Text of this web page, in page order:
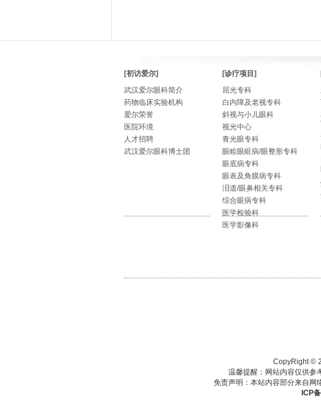
[初访爱尔]
武汉爱尔眼科简介
药物临床实验机构
爱尔荣誉
医院环境
人才招聘
武汉爱尔眼科博士团
[诊疗项目]
屈光专科
白内障及老视专科
斜视与小儿眼科
视光中心
青光眼专科
眼睑眼眶病/眼整形专科
眼底病专科
眼表及角膜病专科
泪道/眼鼻相关专科
综合眼病专科
医学检验科
医学影像科
CopyRight ©
温馨提醒：网站内容仅供参
免责声明：本站内容部分来自网
ICP